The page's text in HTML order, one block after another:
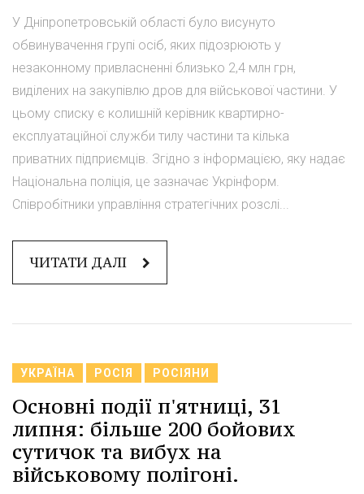
У Дніпропетровській області було висунуто
обвинувачення групі осіб, яких підозрюють у
незаконному привласненні близько 2,4 млн грн,
виділених на закупівлю дров для військової частини. У
цьому списку є колишній керівник квартирно-
експлуатаційної служби тилу частини та кілька
приватних підприємців. Згідно з інформацією, яку надає
Національна поліція, це зазначає Укрінформ.
Співробітники управління стратегічних розслі...
ЧИТАТИ ДАЛІ
УКРАЇНА РОСІЯ РОСІЯНИ
Основні події п'ятниці, 31
липня: більше 200 бойових
сутичок та вибух на
військовому полігоні.